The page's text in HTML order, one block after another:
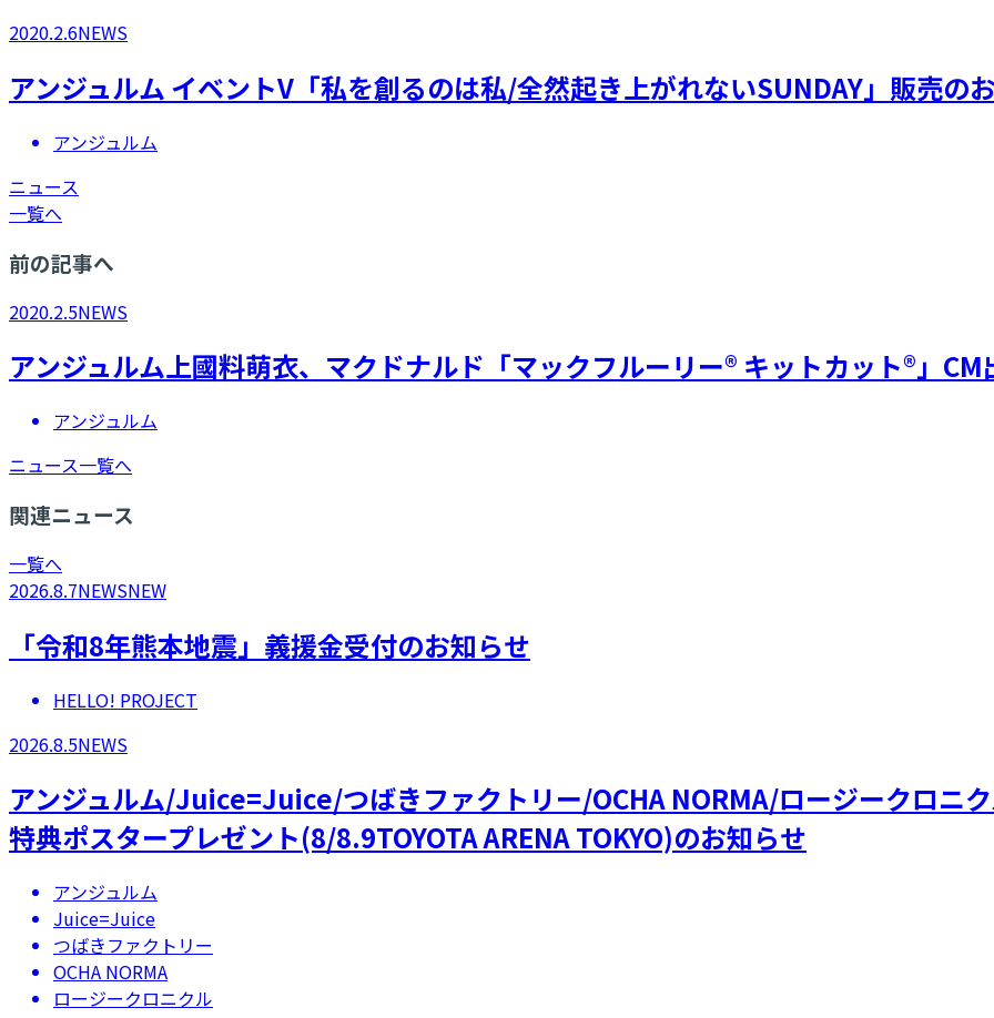
2020.2.6NEWS
アンジュルム イベントV「私を創るのは私/全然起き上がれないSUNDAY」販売の
アンジュルム
ニュース
一覧へ
前の記事へ
2020.2.5NEWS
アンジュルム上國料萌衣、マクドナルド「マックフルーリー® キットカット®」
アンジュルム
ニュース一覧へ
関連ニュース
一覧へ
2026.8.7NEWSNEW
「令和8年熊本地震」義援金受付のお知らせ
HELLO! PROJECT
2026.8.5NEWS
アンジュルム/Juice=Juice/つばきファクトリー/OCHA NORMA/ロージークロニ
特典ポスタープレゼント(8/8.9TOYOTA ARENA TOKYO)のお知らせ
アンジュルム
Juice=Juice
つばきファクトリー
OCHA NORMA
ロージークロニクル